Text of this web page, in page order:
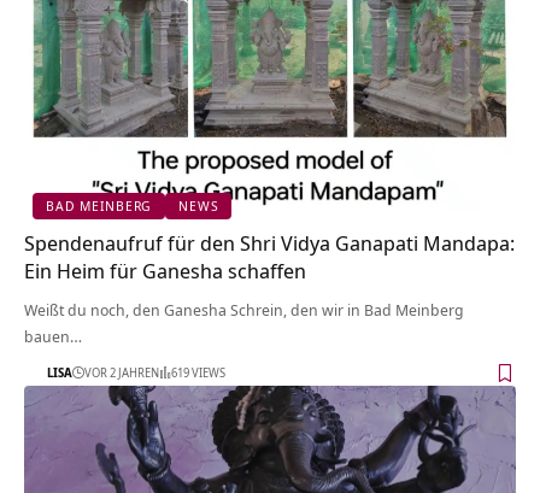
BAD MEINBERG NEWS
Spendenaufruf für den Shri Vidya Ganapati Mandapa:
Ein Heim für Ganesha schaffen
Weißt du noch, den Ganesha Schrein, den wir in Bad Meinberg
bauen…
LISA VOR 2 JAHREN 619 VIEWS